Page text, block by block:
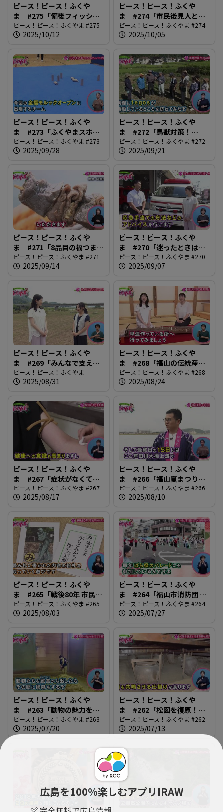
広島を100％楽しむアプリIRAW
ピース！ピース！ふくや
ま #275「備後フィッシュ
＆備後福山ワインフェス」
ピース！ピース！ふくやま #275
2025/10/12
ピース！ピース！ふくや
ま #274「市民後見人と
は？」
ピース！ピース！ふくやま #274
2025/10/05
ピース！ピース！ふくや
ま #273「ふくやまスポー
ツフェスティバル2025」
ピース！ピース！ふくやま #273
2025/09/28
ピース！ピース！ふくや
ま #272「鳥獣対策！
tegos出動」
ピース！ピース！ふくやま #272
2025/09/21
ピース！ピース！ふくや
ま #271「8品目の福つま
み」
ピース！ピース！ふくやま #271
2025/09/14
ピース！ピース！ふくや
ま #270「迷ったときは
#7119へ相談」
ピース！ピース！ふくやま #270
2025/09/07
ピース！ピース！ふくや
ま #269「みんなで支え合
う 認知症」
ピース！ピース！ふくやま
2025/08/31
ピース！ピース！ふくや
ま #268「福山の伝統産業
琴づくり」
ピース！ピース！ふくやま #268
2025/08/24
ピース！ピース！ふくや
ま #267「症状がなくても
健診に」
ピース！ピース！ふくやま #267
2025/08/17
ピース！ピース！ふくや
ま #266「福山夏まつり
2025」
ピース！ピース！ふくやま #266
2025/08/10
ピース！ピース！ふくや
ま #265「戦後80年 市民平
和のつどい」
ピース！ピース！ふくやま #265
2025/08/03
ピース！ピース！ふくや
ま #264「福山市消防団 女
性団員の活躍」
ピース！ピース！ふくやま #264
2025/07/27
ピース！ピース！ふくや
ま #263「動物の魅力を伝
える飼育員」
ピース！ピース！ふくやま #263
2025/07/20
ピース！ピース！ふくや
ま #262「松図を復原！沼
名前神社能舞台」
ピース！ピース！ふくやま #262
2025/07/13